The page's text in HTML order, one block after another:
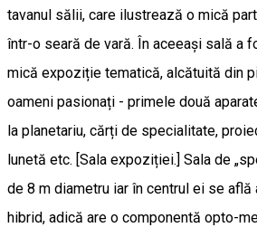
tavanul sălii, care ilustrează o mică
într-o seară de vară. În aceeași sală a
mică expoziție tematică, alcătuită din
oameni pasionați - primele două
la planetariu, cărți de specialitate,
lunetă etc. [Sala expoziției.] Sala de
de 8 m diametru iar în centrul ei se
hibrid, adică are o componentă opto-